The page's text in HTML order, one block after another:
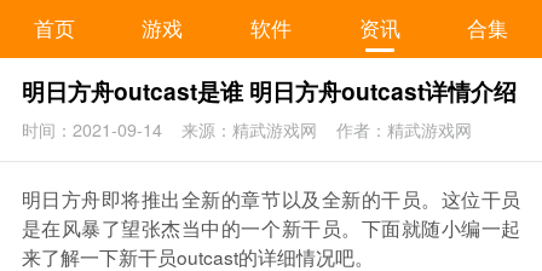
首页 游戏 软件 资讯 合集
明日方舟outcast是谁 明日方舟outcast详情介绍
时间：2021-09-14 来源：精武游戏网 作者：精武游戏网
明日方舟即将推出全新的章节以及全新的干员。这位干员
是在风暴了望张杰当中的一个新干员。下面就随小编一起
来了解一下新干员outcast的详细情况吧。